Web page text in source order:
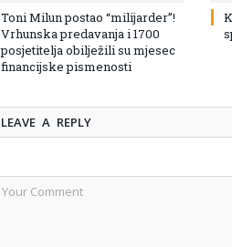
Toni Milun postao “milijarder”!
Vrhunska predavanja i 1700
posjetitelja obilježili su mjesec
financijske pismenosti
LEAVE A REPLY